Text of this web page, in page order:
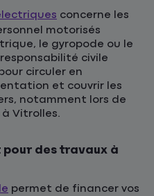
concerne les
motorisés
le gyropode ou le
civile
circuler en
et couvrir les
notamment lors de
Vitrolles.
des travaux à
permet de financer vos